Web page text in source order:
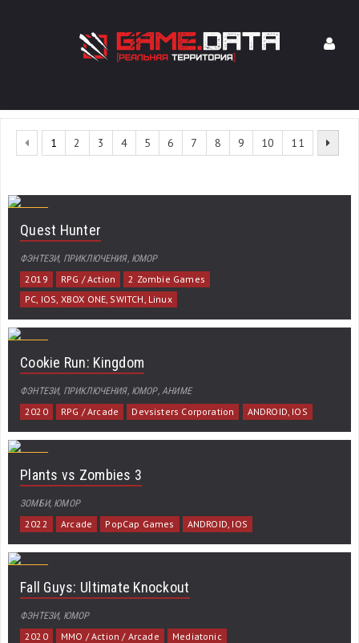
1 2 3 4 5 6 7 8 9 10 11
Quest Hunter
ФЭНТЕЗИ, ПРИКЛЮЧЕНИЯ, ЮМОР
2019 RPG / Action
2 Zombie Games
PC, IOS, XBOX ONE, SWITCH, Linux
Cookie Run: Kingdom
ФЭНТЕЗИ, ПРИКЛЮЧЕНИЯ, ЮМОР, АНИМЕ
2020 RPG / Arcade Devsisters Corporation ANDROID, IOS
Plants vs Zombies 3
ЗОМБИ, ЮМОР
2022 Arcade PopCap Games ANDROID, IOS
Fall Guys: Ultimate Knockout
ФЭНТЕЗИ, ЮМОР
2020 MMO / Action / Arcade
Mediatonic